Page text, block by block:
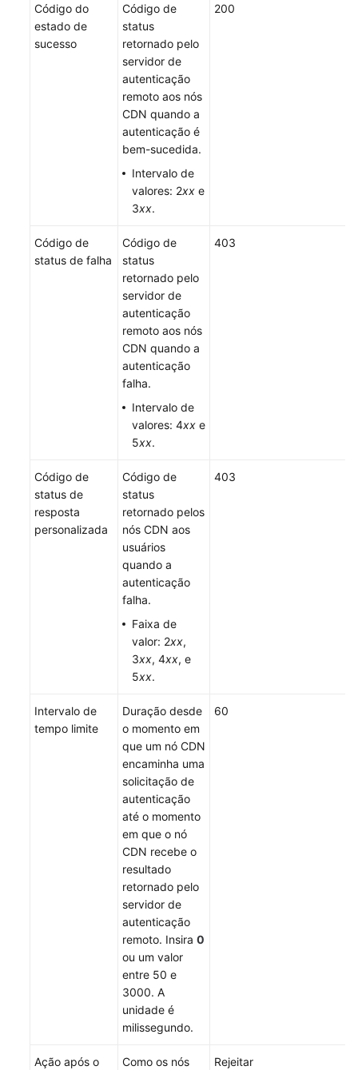
Código do
estado de
sucesso
Código de
status
retornado pelo
servidor de
autenticação
remoto aos nós
CDN quando a
autenticação é
bem-sucedida.
Intervalo de
valores: 2xx e
3xx.
200
Código de
status de falha
Código de
status
retornado pelo
servidor de
autenticação
remoto aos nós
CDN quando a
autenticação
falha.
Intervalo de
valores: 4xx e
5xx.
403
Código de
status de
resposta
personalizada
Código de
status
retornado pelos
nós CDN aos
usuários
quando a
autenticação
falha.
Faixa de
valor: 2xx,
3xx, 4xx, e
5xx.
403
Intervalo de
tempo limite
Duração desde
o momento em
que um nó CDN
encaminha uma
solicitação de
autenticação
até o momento
em que o nó
CDN recebe o
resultado
retornado pelo
servidor de
autenticação
remoto. Insira 0
ou um valor
entre 50 e
3000. A
unidade é
milissegundo.
60
Ação após o
Como os nós
Rejeitar